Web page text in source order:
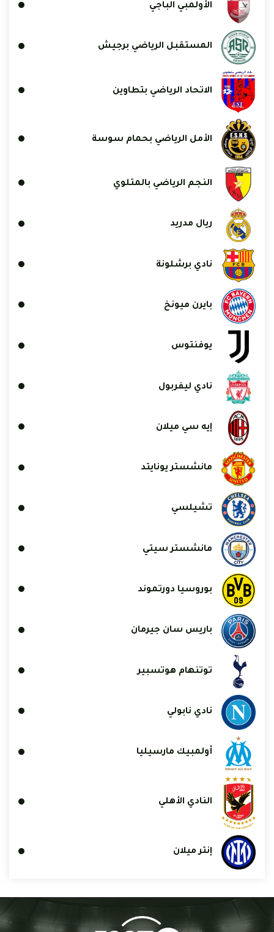
الأولمبي الباجي
المستقبل الرياضي برجيش
الاتحاد الرياضي بتطاوين
الأمل الرياضي بحمام سوسة
النجم الرياضي بالمتلوي
ريال مدريد
نادي برشلونة
بايرن ميونخ
يوفنتوس
نادي ليفربول
إيه سي ميلان
مانشستر يونايتد
تشيلسي
مانشستر سيتي
بوروسيا دورتموند
باريس سان جيرمان
توتنهام هوتسبير
نادي نابولي
أولمبيك مارسيليا
النادي الأهلي
إنتر ميلان